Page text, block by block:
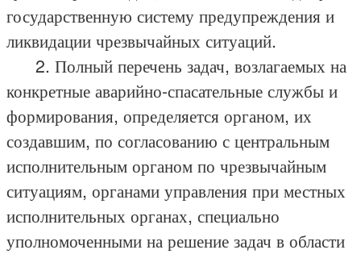
государственную систему предупреждения и
ликвидации чрезвычайных ситуаций.
2. Полный перечень задач, возлагаемых на
конкретные аварийно-спасательные службы и
формирования, определяется органом, их
создавшим, по согласованию с центральным
исполнительным органом по чрезвычайным
ситуациям, органами управления при местных
исполнительных органах, специально
уполномоченными на решение задач в области